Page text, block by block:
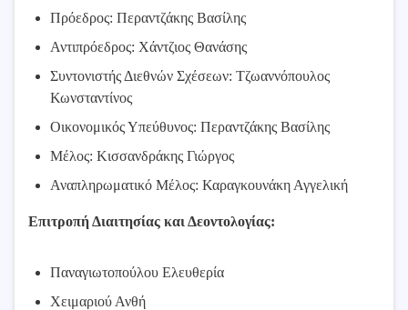
Πρόεδρος: Περαντζάκης Βασίλης
Αντιπρόεδρος: Χάντζιος Θανάσης
Συντονιστής Διεθνών Σχέσεων: Τζωαννόπουλος
Κωνσταντίνος
Οικονομικός Υπεύθυνος: Περαντζάκης Βασίλης
Μέλος: Κισσανδράκης Γιώργος
Αναπληρωματικό Μέλος: Καραγκουνάκη Αγγελική
Επιτροπή Διαιτησίας και Δεοντολογίας:
Παναγιωτοπούλου Ελευθερία
Χειμαριού Ανθή